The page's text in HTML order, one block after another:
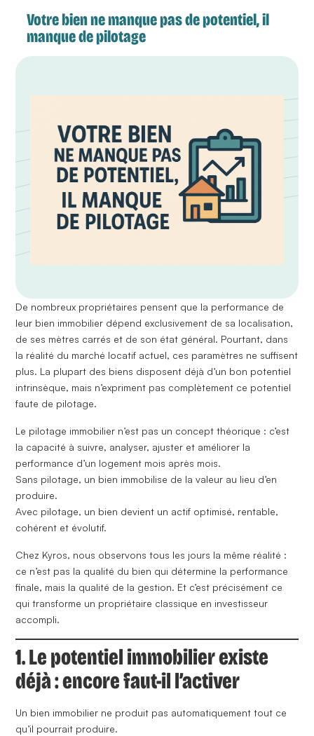
Votre bien ne manque pas de potentiel, il
manque de pilotage
De nombreux propriétaires pensent que la performance de
leur bien immobilier dépend exclusivement de sa localisation,
de ses mètres carrés et de son état général. Pourtant, dans
la réalité du marché locatif actuel, ces paramètres ne suffisent
plus. La plupart des biens disposent déjà d’un bon potentiel
intrinsèque, mais n’expriment pas complètement ce potentiel
faute de pilotage.
Le pilotage immobilier n’est pas un concept théorique : c’est
la capacité à suivre, analyser, ajuster et améliorer la
performance d’un logement mois après mois.
Sans pilotage, un bien immobilise de la valeur au lieu d’en
produire.
Avec pilotage, un bien devient un actif optimisé, rentable,
cohérent et évolutif.
Chez Kyros, nous observons tous les jours la même réalité :
ce n’est pas la qualité du bien qui détermine la performance
finale, mais la qualité de la gestion. Et c’est précisément ce
qui transforme un propriétaire classique en investisseur
accompli.
1. Le potentiel immobilier existe
déjà : encore faut-il l’activer
Un bien immobilier ne produit pas automatiquement tout ce
qu’il pourrait produire.